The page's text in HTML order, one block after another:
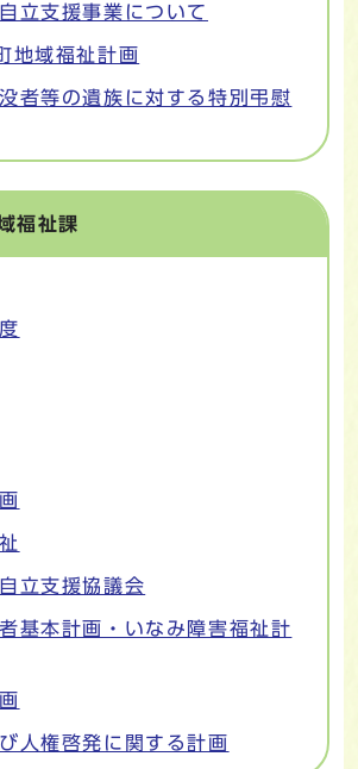
立支援事業について
地域福祉計画
者等の遺族に対する特別弔慰
福祉課
立支援協議会
基本計画・いなみ障害福祉計
人権啓発に関する計画